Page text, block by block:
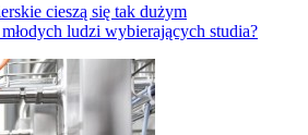
cieszą się tak dużym
ludzi wybierających studia?